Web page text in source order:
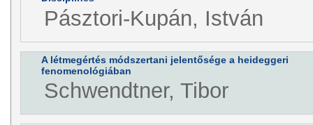
Pásztori-Kupán, István
A létmegértés módszertani jelentősége a heideggeri
fenomenológiában
Schwendtner, Tibor